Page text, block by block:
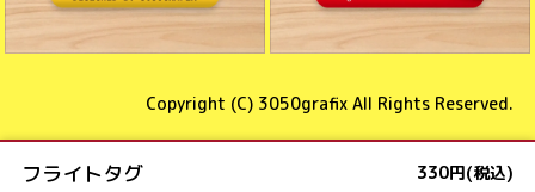
Copyright (C) 3050grafix All Rights Reserved.
フライトタグ 330円(税込)